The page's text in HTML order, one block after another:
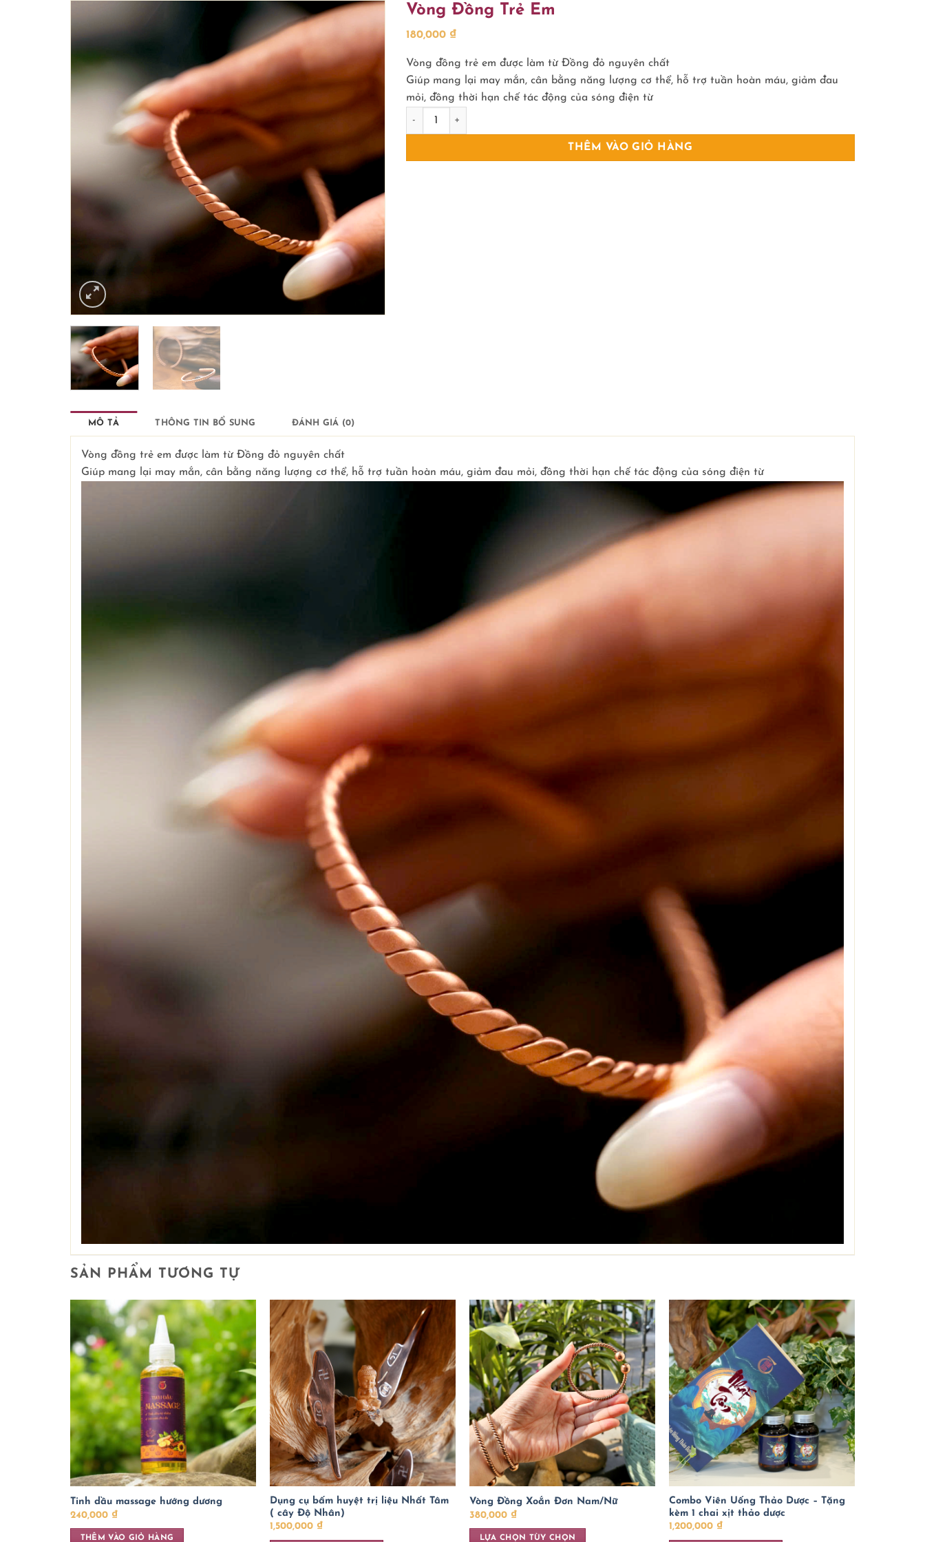
Vòng Đồng Trẻ Em
180,000 ₫
Vòng đồng trẻ em được làm từ Đồng đỏ nguyên chất
Giúp mang lại may mắn, cân bằng năng lượng cơ thể, hỗ trợ tuần hoàn máu, giảm đau
mỏi, đồng thời hạn chế tác động của sóng điện từ
Vòng Đồng Trẻ Em số lượng
THÊM VÀO GIỎ HÀNG
MÔ TẢ THÔNG TIN BỔ SUNG ĐÁNH GIÁ (0)
Vòng đồng trẻ em được làm từ Đồng đỏ nguyên chất
Giúp mang lại may mắn, cân bằng năng lượng cơ thể, hỗ trợ tuần hoàn máu, giảm đau mỏi, đồng thời hạn chế tác động của sóng điện từ
SẢN PHẨM TƯƠNG TỰ
Tinh dầu massage hướng dương
240,000 ₫
THÊM VÀO GIỎ HÀNG
Dụng cụ bấm huyệt trị liệu Nhất Tâm
( cây Độ Nhân)
1,500,000 ₫
Vòng Đồng Xoắn Đơn Nam/Nữ
380,000 ₫
LỰA CHỌN TÙY CHỌN
Combo Viên Uống Thảo Dược – Tặng
kèm 1 chai xịt thảo dược
1,200,000 ₫